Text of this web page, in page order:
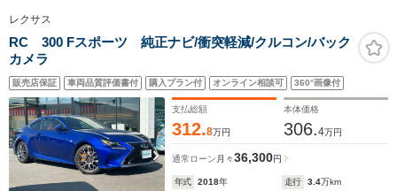
レクサス
RC 300 Fスポーツ 純正ナビ/衝突軽減/クルコン/バック
カメラ
販売店保証 車両品質評価書付 購入プラン付 オンライン相談可 360°画像付
支払総額
312.8万円
本体価格
306.4万円
通常ローン 月々36,300円
年式 2018年 走行 3.4万km